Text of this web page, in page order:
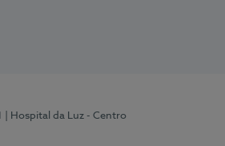
| Hospital da Luz - Centro